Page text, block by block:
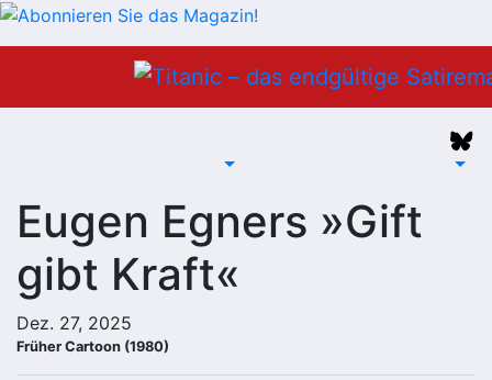
Eugen Egners »Gift
gibt Kraft«
Dez. 27, 2025
Früher Cartoon (1980)